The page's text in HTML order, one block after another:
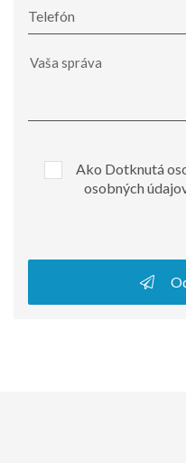
Telefón
Ako Dotknutá
osobných